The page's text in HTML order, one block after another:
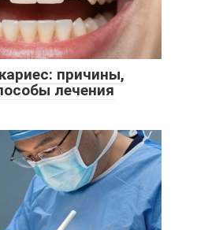
причины,
лечения